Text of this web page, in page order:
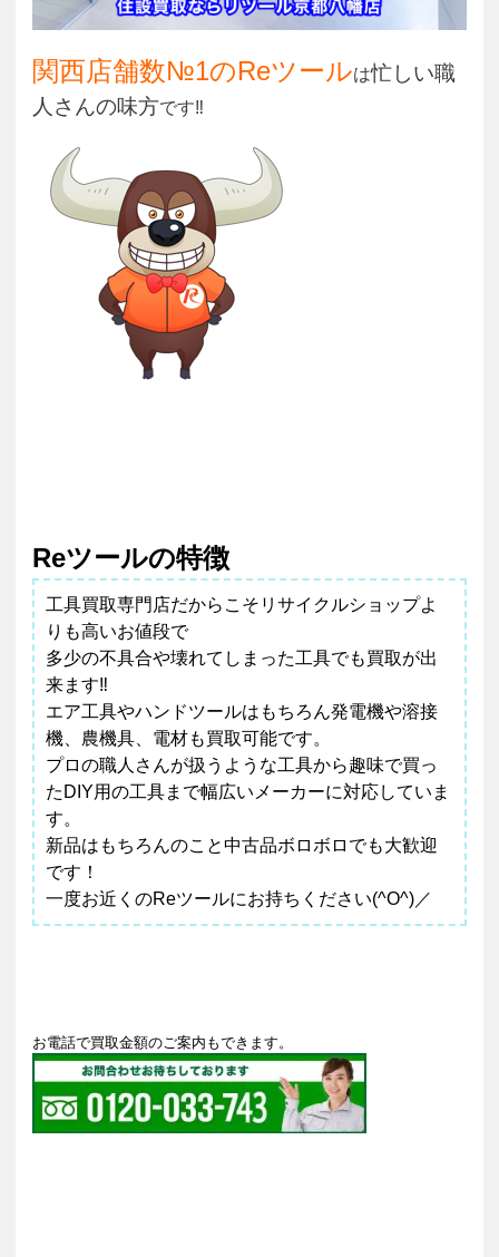
関西店舗数№1のReツールは忙しい職
人さんの味方です‼
Reツールの特徴
工具買取専門店だからこそリサイクルショップよ
りも高いお値段で
多少の不具合や壊れてしまった工具でも買取が出
来ます‼
エア工具やハンドツールはもちろん発電機や溶接
機、農機具、電材も買取可能です。
プロの職人さんが扱うような工具から趣味で買っ
たDIY用の工具まで幅広いメーカーに対応していま
す。
新品はもちろんのこと中古品ボロボロでも大歓迎
です！
一度お近くのReツールにお持ちください(^O^)／
お電話で買取金額のご案内もできます。